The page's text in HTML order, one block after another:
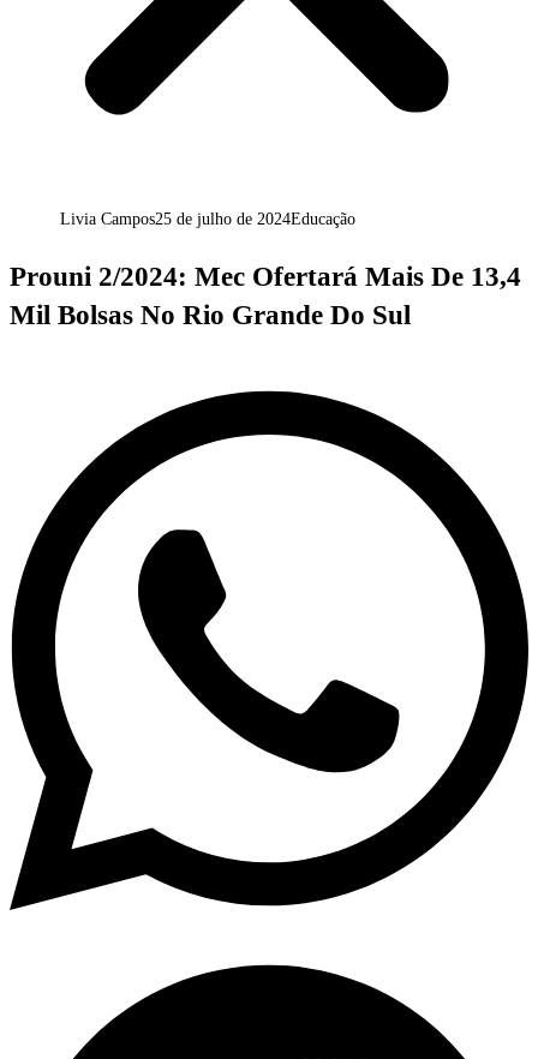
Livia Campos25 de julho de 2024Educação
Prouni 2/2024: Mec Ofertará Mais De 13,4
Mil Bolsas No Rio Grande Do Sul